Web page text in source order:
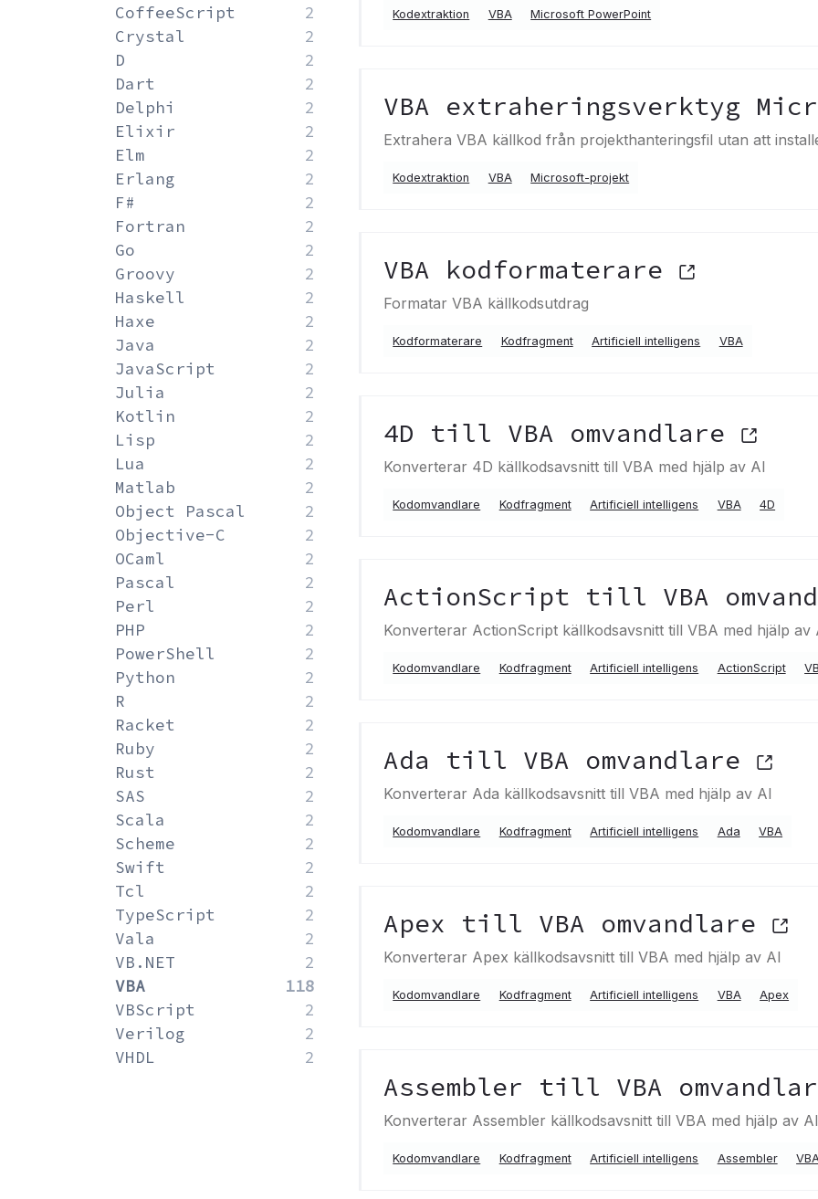
CoffeeScript
2
Crystal
2
D
2
Dart
2
Delphi
2
Elixir
2
Elm
2
Erlang
2
F#
2
Fortran
2
Go
2
Groovy
2
Haskell
2
Haxe
2
Java
2
JavaScript
2
Julia
2
Kotlin
2
Lisp
2
Lua
2
Matlab
2
Object Pascal
2
Objective-C
2
OCaml
2
Pascal
2
Perl
2
PHP
2
PowerShell
2
Python
2
R
2
Racket
2
Ruby
2
Rust
2
SAS
2
Scala
2
Scheme
2
Swift
2
Tcl
2
TypeScript
2
Vala
2
VB.NET
2
VBA
118
VBScript
2
Verilog
2
VHDL
2
Kodextraktion VBA Microsoft PowerPoint
VBA extraheringsverktyg
Extrahera VBA källkod från projekthanteringsfil utan att
Kodextraktion VBA Microsoft-projekt
VBA kodformaterare
Formatar VBA källkodsutdrag
Kodformaterare Kodfragment Artificiell intelligens VBA
4D till VBA omvandlare
Konverterar 4D källkodsavsnitt till VBA med hjälp av AI
Kodomvandlare Kodfragment Artificiell intelligens VBA 4D
ActionScript till VBA
Konverterar ActionScript källkodsavsnitt till VBA med hjälp av
Kodomvandlare Kodfragment Artificiell intelligens ActionScript
Ada till VBA omvandlare
Konverterar Ada källkodsavsnitt till VBA med hjälp av AI
Kodomvandlare Kodfragment Artificiell intelligens Ada VBA
Apex till VBA omvandlare
Konverterar Apex källkodsavsnitt till VBA med hjälp av AI
Kodomvandlare Kodfragment Artificiell intelligens VBA Apex
Assembler till VBA
Konverterar Assembler källkodsavsnitt till VBA med hjälp av AI
Kodomvandlare Kodfragment Artificiell intelligens Assembler